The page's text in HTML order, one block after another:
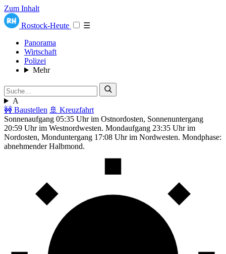
Zum Inhalt
Rostock-Heute
☰
Panorama
Wirtschaft
Polizei
Mehr
A
🚧 Baustellen 🚢 Kreuzfahrt
Sonnenaufgang 05:35 Uhr im Ostnordosten, Sonnenuntergang
20:59 Uhr im Westnordwesten. Mondaufgang 23:35 Uhr im
Nordosten, Monduntergang 17:08 Uhr im Nordwesten. Mondphase:
abnehmender Halbmond.